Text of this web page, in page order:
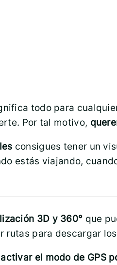
todo para
Por tal motivo,
consigues tener un
estás viajando,
3D y 360° que
para descargar
activar el modo de GPS